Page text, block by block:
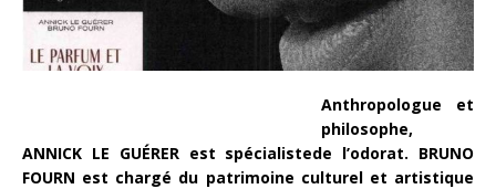
Anthropologue et
philosophe,
ANNICK LE GUÉRER est spécialistede l’odorat. BRUNO
FOURN est chargé du patrimoine culturel et artistique